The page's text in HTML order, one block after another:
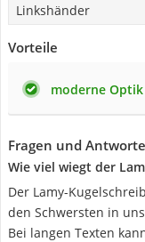
Linkshänder
Vorteile
moderne Optik
Fragen und
Wie viel wiegt der
Der Lamy-
den Schwersten in
Bei langen Texten